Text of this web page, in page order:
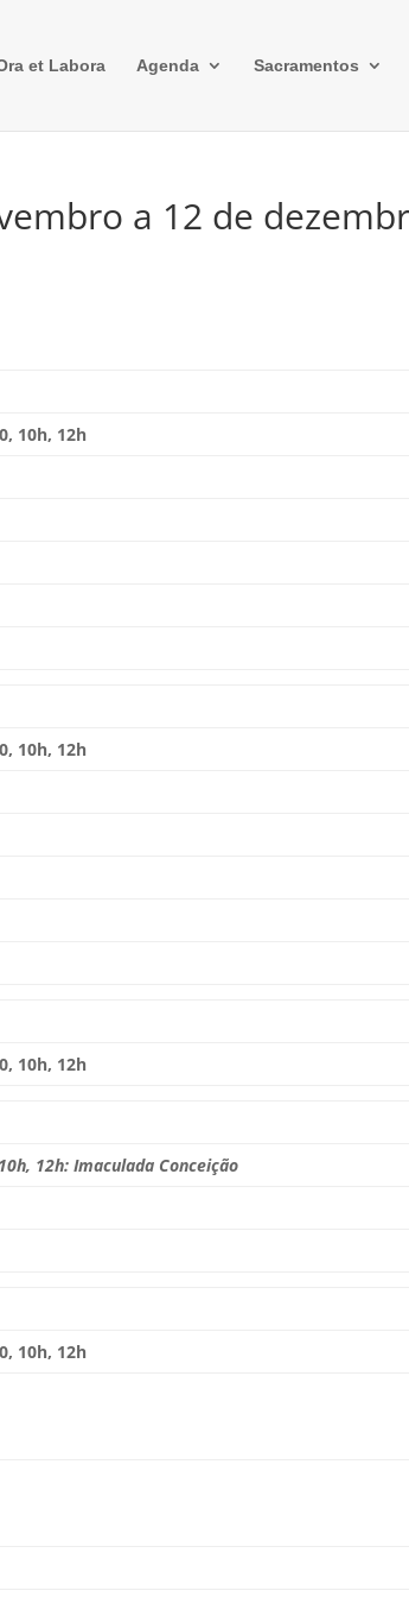
et Labora Agenda Sacramentos
a 12 de
10h, 12h
10h, 12h
10h, 12h
12h:Imaculada Conceição
10h, 12h